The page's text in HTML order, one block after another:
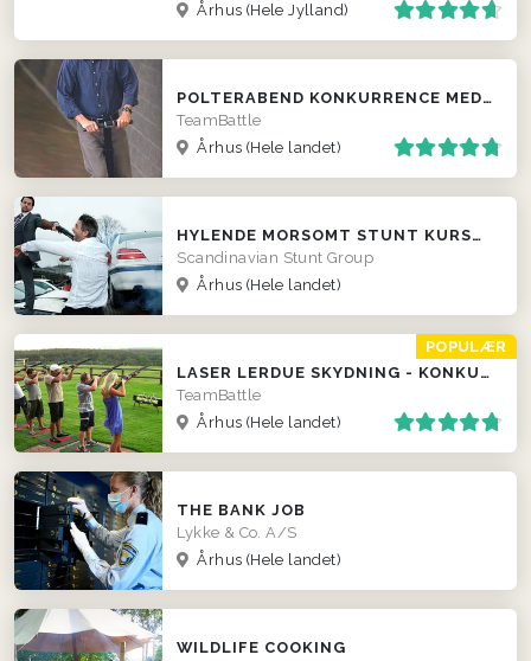
Århus (Hele Jylland)
POLTERABEND KONKURRENCE MED SEGWAY
TeamBattle
Århus (Hele landet)
HYLENDE MORSOMT STUNT KURSUS TIL FIRMAER
Scandinavian Stunt Group
Århus (Hele landet)
POPULÆR
LASER LERDUE SKYDNING - KONKURRENCER LOKALT HOS JER!
TeamBattle
Århus (Hele landet)
THE BANK JOB
Lykke & Co. A/S
Århus (Hele landet)
WILDLIFE COOKING